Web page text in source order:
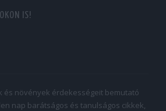
IS!
és növények érdekességeit bemutató
nap barátságos és tanulságos cikkek,